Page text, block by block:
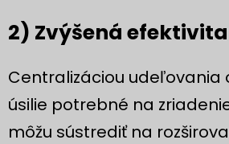
2) Zvýšená
Centralizáciou udeľovania
úsilie potrebné na
môžu sústrediť na